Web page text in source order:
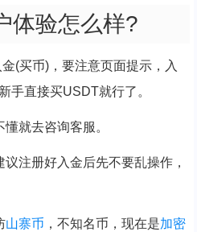
体验怎么样?
(买币)，要注意页面提示，入
手直接买USDT就行了。
就去咨询客服。
注册好入金后先不要乱操作，
山寨币 ，不知名币，现在是加密